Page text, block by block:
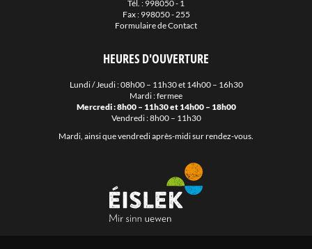
Tél. : 998050 - 1
Fax : 998050 - 255
Formulaire de Contact
HEURES D'OUVERTURE
Lundi / Jeudi : 08h00 – 11h30 et 14h00 – 16h30
Mardi : fermee
Mercredi : 8h00 – 11h30 et 14h00 – 18h00
Vendredi : 8h00 – 11h30
Mardi, ainsi que vendredi après-midi sur rendez-vous.